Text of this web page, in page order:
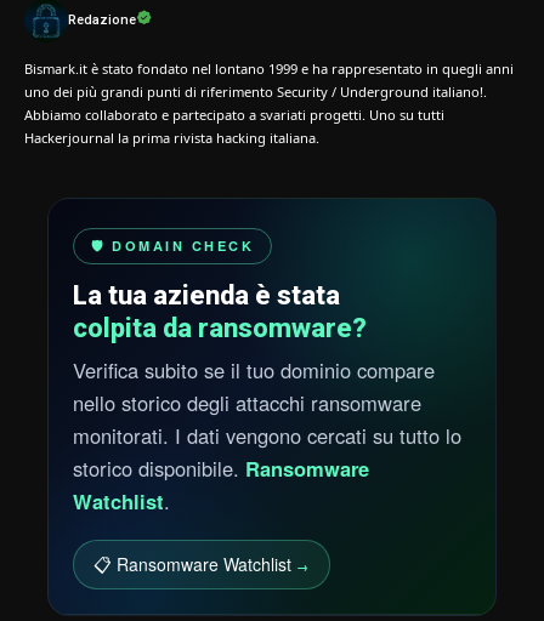
Redazione
Bismark.it è stato fondato nel lontano 1999 e ha rappresentato in quegli anni
uno dei più grandi punti di riferimento Security / Underground italiano!.
Abbiamo collaborato e partecipato a svariati progetti. Uno su tutti
Hackerjournal la prima rivista hacking italiana.
🛡️ DOMAIN CHECK
La tua azienda è stata
colpita da ransomware?
Verifica subito se il tuo dominio compare
nello storico degli attacchi ransomware
monitorati. I dati vengono cercati su tutto lo
storico disponibile. Ransomware
Watchlist.
📋 Ransomware Watchlist →